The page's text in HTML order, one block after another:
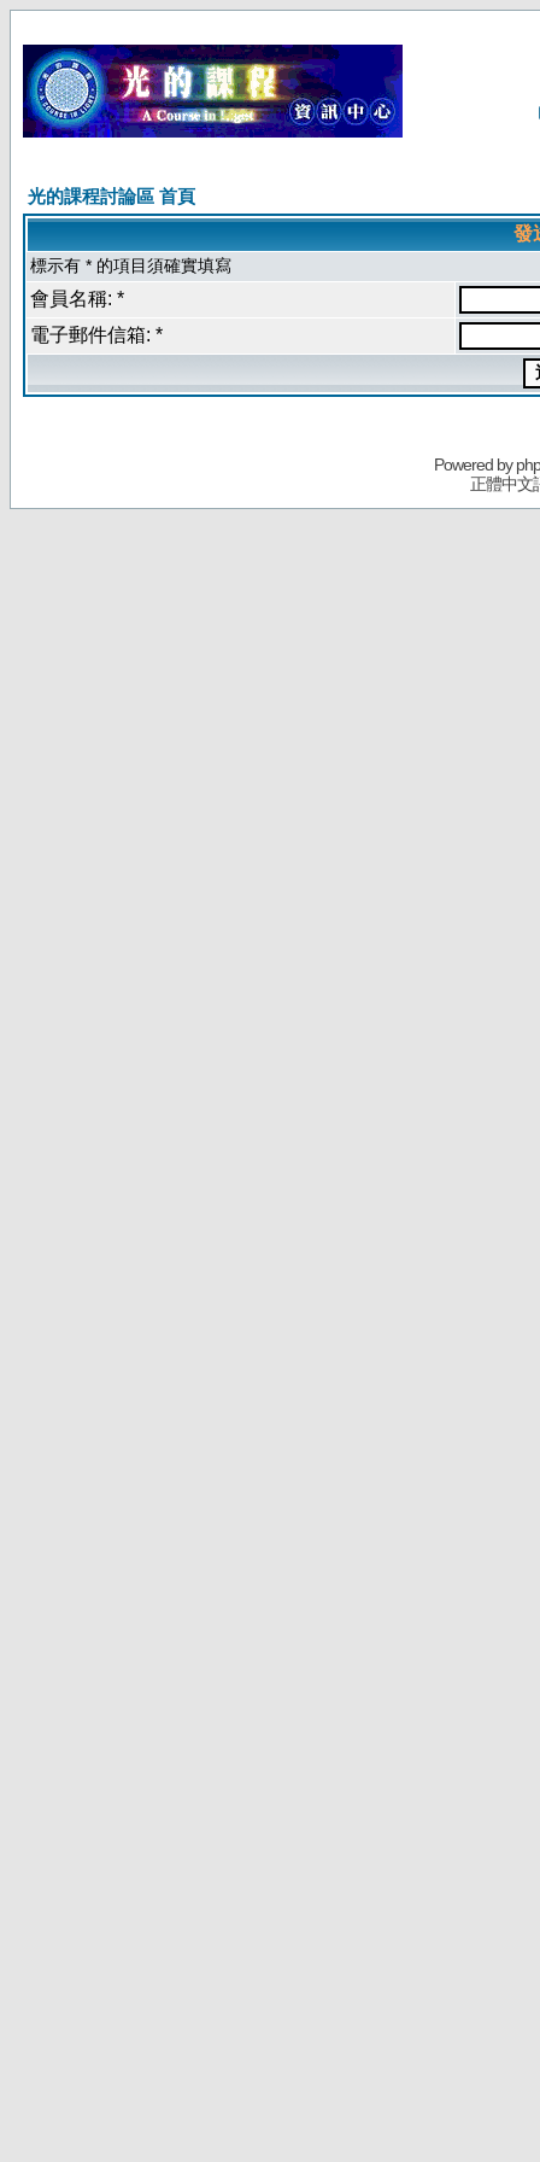
光的課程討論區 首頁
發
標示有 * 的項目須確實填寫
會員名稱: *
電子郵件信箱: *
Powered by
正體中文